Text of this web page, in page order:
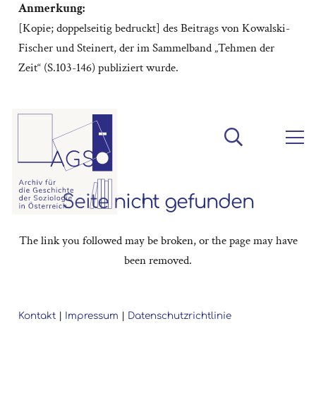
Anmerkung:
[Kopie; doppelseitig bedruckt] des Beitrags von Kowalski-
Fischer und Steinert, der im Sammelband „Tehmen der
Zeit“ (S.103-146) publiziert wurde.